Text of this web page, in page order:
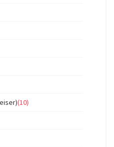
(10)